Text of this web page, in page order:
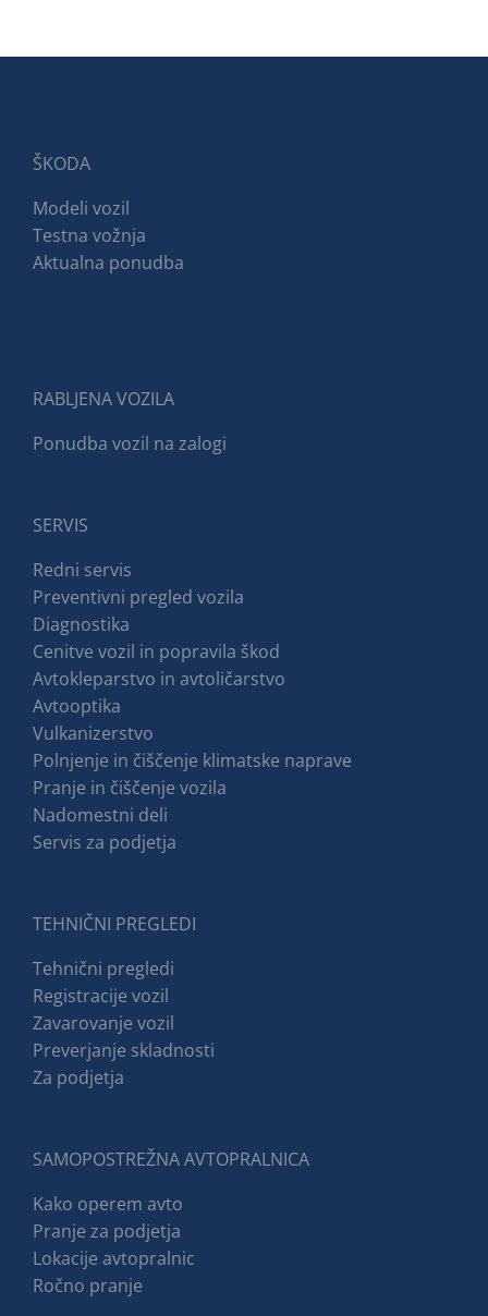
ŠKODA
Modeli vozil
Testna vožnja
Aktualna ponudba
RABLJENA VOZILA
Ponudba vozil na zalogi
SERVIS
Redni servis
Preventivni pregled vozila
Diagnostika
Cenitve vozil in popravila škod
Avtokleparstvo in avtoličarstvo
Avtooptika
Vulkanizerstvo
Polnjenje in čiščenje klimatske naprave
Pranje in čiščenje vozila
Nadomestni deli
Servis za podjetja
TEHNIČNI PREGLEDI
Tehnični pregledi
Registracije vozil
Zavarovanje vozil
Preverjanje skladnosti
Za podjetja
SAMOPOSTREŽNA AVTOPRALNICA
Kako operem avto
Pranje za podjetja
Lokacije avtopralnic
Ročno pranje